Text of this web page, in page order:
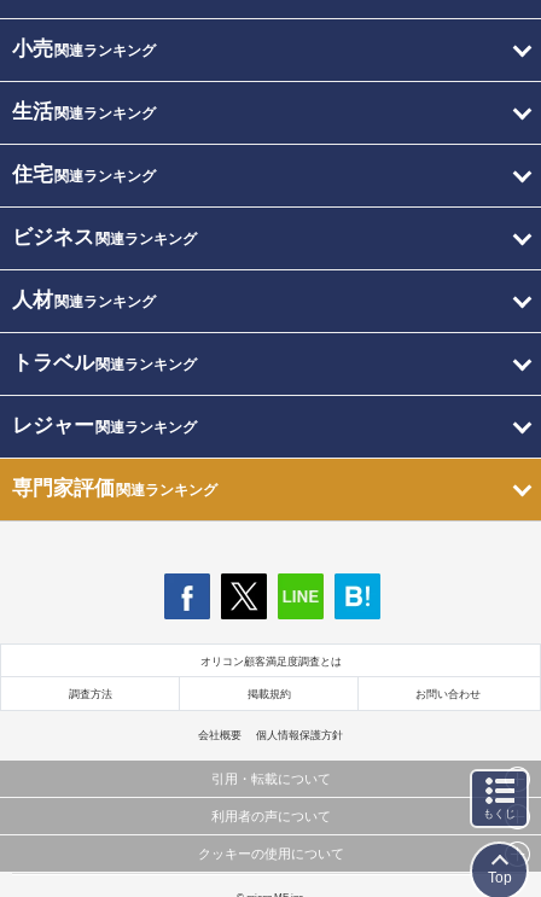
小売関連ランキング
生活関連ランキング
住宅関連ランキング
ビジネス 関連ランキング
人材関連ランキング
トラベル関連ランキング
レジャー関連ランキング
専門家評価関連ランキング
オリコン顧客満足度調査とは
調査方法 掲載規約 お問い合わせ
会社概要 個人情報保護方針
引用・転載について
当サイトで公開されている情報（文字、写真、イラスト、画像データ等）及びこれらの配置・
これらの情報を権利者の許可なく無断転載・複製などの二次利用を行うことは固く禁じており
利用者の声について
当サイトに掲載している内容はすべてサービスの利用者が提出された見解・感想です。
クッキーの使用について
もくじ
Top